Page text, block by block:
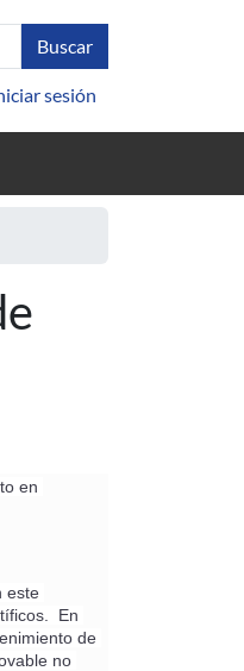
sesión
en
este
En
de
no